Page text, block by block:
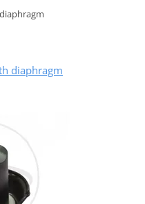
diaphragm